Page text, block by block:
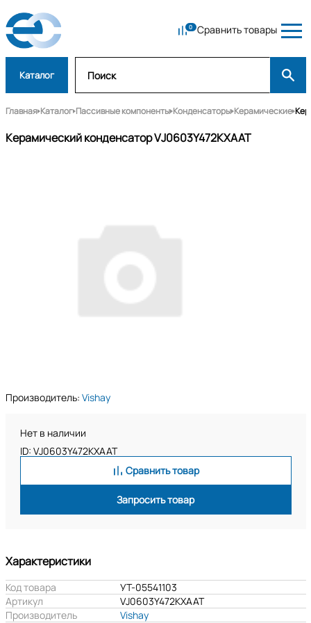
Сравнить товары
Каталог
Главная Каталог Пассивные компоненты Конденсаторы Керамические
Керамический конденсатор VJ0603Y472KXAAT
Производитель: Vishay
Нет в наличии
ID: VJ0603Y472KXAAT
Сравнить товар
Запросить товар
Характеристики
Код товара
УТ-05541103
Артикул
VJ0603Y472KXAAT
Производитель
Vishay